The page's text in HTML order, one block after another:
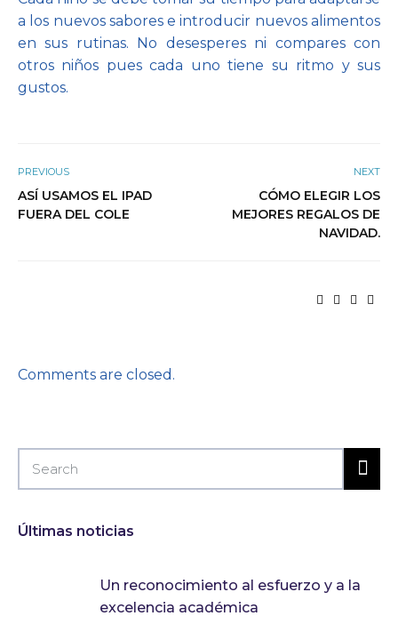
a los nuevos sabores e introducir nuevos alimentos
en sus rutinas. No desesperes ni compares con
otros niños pues cada uno tiene su ritmo y sus
gustos.
PREVIOUS
ASÍ USAMOS EL IPAD
FUERA DEL COLE
NEXT
CÓMO ELEGIR LOS
MEJORES REGALOS DE
NAVIDAD.
Comments are closed.
Últimas noticias
Un reconocimiento al esfuerzo y a la
excelencia académica